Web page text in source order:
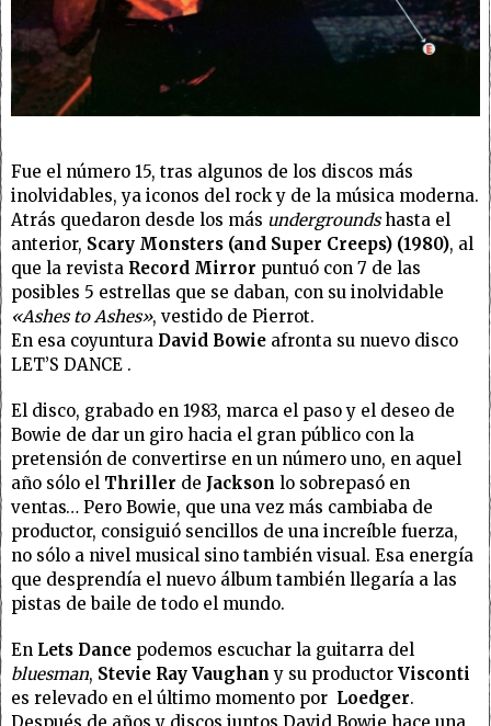
Fue el número 15, tras algunos de los discos más
inolvidables, ya iconos del rock y de la música moderna.
Atrás quedaron desde los más undergroundshasta el
anterior, Scary Monsters (and Super Creeps) (1980), al
que la revista Record Mirror puntuó con 7 de las
posibles 5 estrellas que se daban, con su inolvidable
«Ashes to Ashes», vestido de Pierrot.
En esa coyuntura David Bowie afronta su nuevo disco
LET’S DANCE .
El disco, grabado en 1983, marca el paso y el deseo de
Bowie de dar un giro hacia el gran público con la
pretensión de convertirse en un número uno, en aquel
año sólo el Thriller de Jackson lo sobrepasó en
ventas… Pero Bowie, que una vez más cambiaba de
productor, consiguió sencillos de una increíble fuerza,
no sólo a nivel musical sino también visual. Esa energía
que desprendía el nuevo álbum también llegaría a las
pistas de baile de todo el mundo.
En Lets Dance podemos escuchar la guitarra del
bluesman, Stevie Ray Vaughan y su productor Visconti
es relevado en el último momento por Loedger.